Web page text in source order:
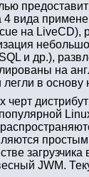
вида
на
и др.),
на
легли в
черт
JWM.